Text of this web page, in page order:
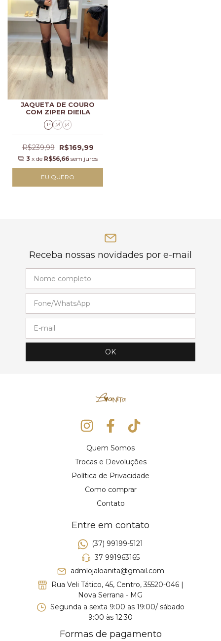
JAQUETA DE COURO
COM ZIPER DIEILA
P M G
R$239,99 R$169,99
3 x de R$56,66 sem juros
EU QUERO
Receba nossas novidades por e-mail
Quem Somos
Trocas e Devoluções
Política de Privacidade
Como comprar
Contato
Entre em contato
(37) 99199-5121
37 991963165
admlojaloanita@gmail.com
Rua Veli Tático, 45, Centro, 35520-046 |
Nova Serrana - MG
Segunda a sexta 9:00 as 19:00/ sábado
9:00 às 12:30
Formas de pagamento